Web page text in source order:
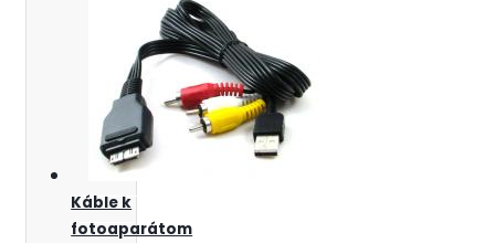
Káble k
fotoaparátom